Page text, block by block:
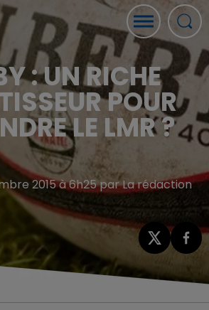
: UN RICHE
POUR
LE LMR ?
2015 à 6h25 par La rédaction